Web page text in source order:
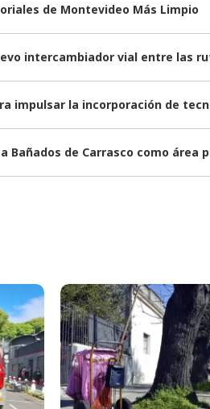
de Montevideo Más Limpio
intercambiador vial entre las
impulsar la incorporación de
Bañados de Carrasco como área